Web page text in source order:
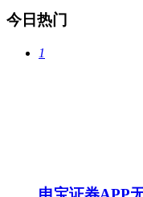
今日热门
1